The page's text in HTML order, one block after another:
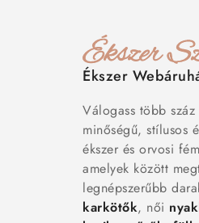
Ékszer
Válogass több
minőségű, stílusos
ékszer és orvosi
amelyek között
legnépszerűbb
karkötők, női